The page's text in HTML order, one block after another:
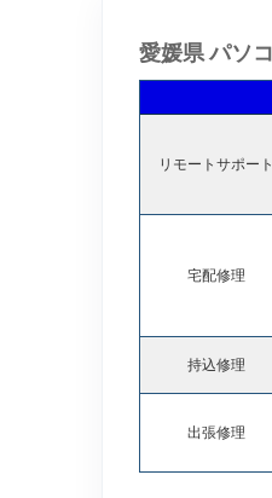
愛媛県 パソ
リモートサポート
宅配修理
持込修理
出張修理